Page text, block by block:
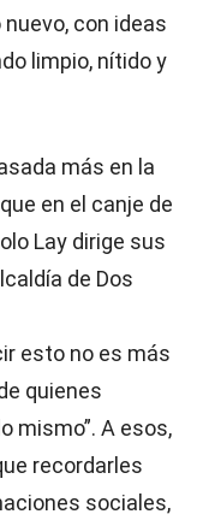
con ideas
limpio, nítido y
más en la
en el canje de
Lay dirige sus
de Dos
esto no es más
quienes
mismo”. A esos,
recordarles
sociales,